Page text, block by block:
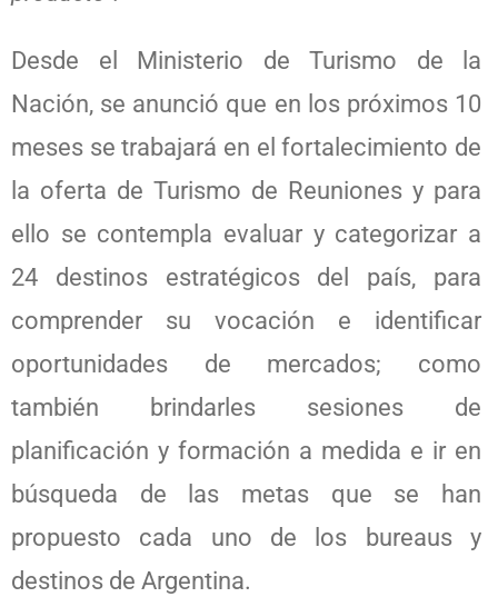
Desde el Ministerio de Turismo de la
Nación, se anunció que en los próximos 10
meses se trabajará en el fortalecimiento de
la oferta de Turismo de Reuniones y para
ello se contempla evaluar y categorizar a
24 destinos estratégicos del país, para
comprender su vocación e identificar
oportunidades de mercados; como
también brindarles sesiones de
planificación y formación a medida e ir en
búsqueda de las metas que se han
propuesto cada uno de los bureaus y
destinos de Argentina.